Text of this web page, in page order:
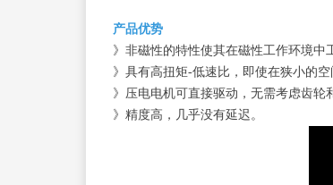
产品优势
》非磁性的特性使其在磁性工作环境中
》具有高扭矩-低速比，即使在狭小的空
》压电电机可直接驱动，无需考虑齿轮
》精度高，几乎没有延迟。